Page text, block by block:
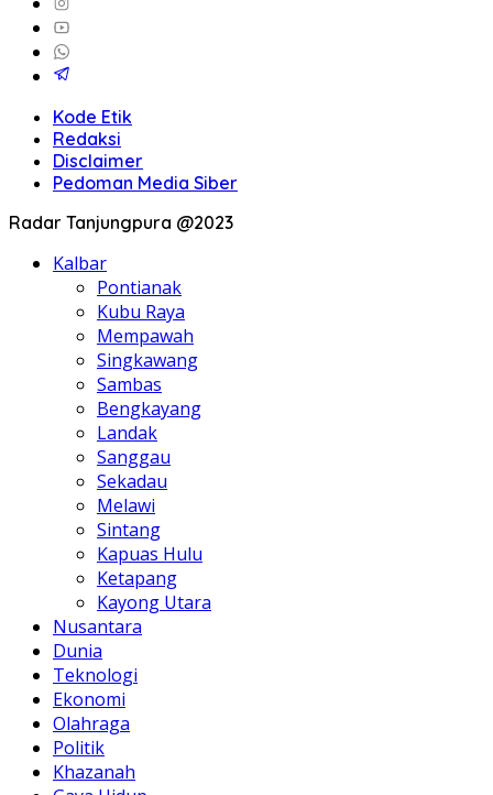
Kode Etik
Redaksi
Disclaimer
Pedoman Media Siber
Radar Tanjungpura @2023
Kalbar
Pontianak
Kubu Raya
Mempawah
Singkawang
Sambas
Bengkayang
Landak
Sanggau
Sekadau
Melawi
Sintang
Kapuas Hulu
Ketapang
Kayong Utara
Nusantara
Dunia
Teknologi
Ekonomi
Olahraga
Politik
Khazanah